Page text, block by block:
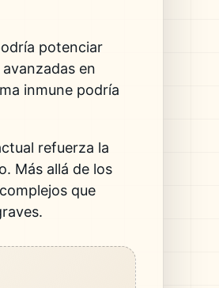
potenciar
en
inmune podría
refuerza la
. Más allá de los
que